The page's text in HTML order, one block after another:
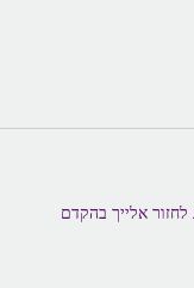
לחזור אלייך בהקדם